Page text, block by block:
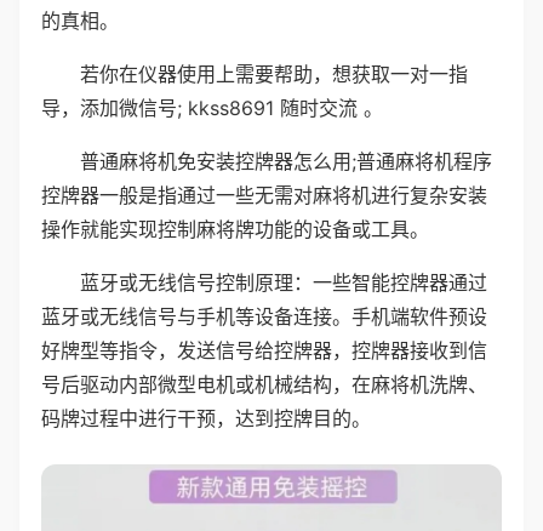
的真相。
若你在仪器使用上需要帮助，想获取一对一指
导，添加微信号; kkss8691 随时交流 。
普通麻将机免安装控牌器怎么用;普通麻将机程序
控牌器一般是指通过一些无需对麻将机进行复杂安装
操作就能实现控制麻将牌功能的设备或工具。
蓝牙或无线信号控制原理：一些智能控牌器通过
蓝牙或无线信号与手机等设备连接。手机端软件预设
好牌型等指令，发送信号给控牌器，控牌器接收到信
号后驱动内部微型电机或机械结构，在麻将机洗牌、
码牌过程中进行干预，达到控牌目的。